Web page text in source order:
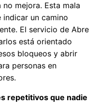
mejora. Esta mala
indicar un camino
El servicio de Abre
está orientado
bloqueos y abrir
personas en
repetitivos que nadie